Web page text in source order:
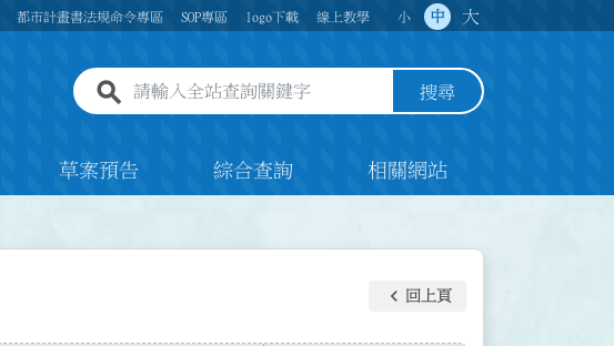
都市計畫書法規命令專區 SOP專區 logo下載 線上教學 小 中 大
全站查詢關鍵字欄位 搜尋
草案預告 綜合查詢 相關網站
keyboard_arrow_left 回上頁